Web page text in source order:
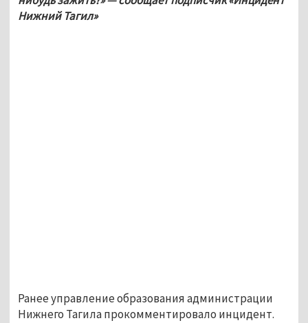
Нижний Тагил»
Ранее управление образования администрации
Нижнего Тагила прокомментировало инцидент.